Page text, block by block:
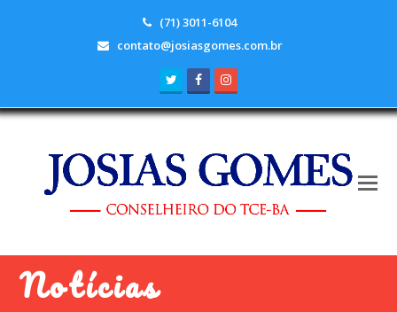
(71) 3011-6104
contato@josiasgomes.com.br
TwitterFacebook
Notícias